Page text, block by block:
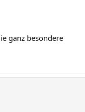
ganz besondere